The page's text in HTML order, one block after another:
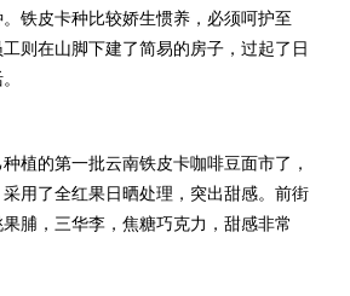
铁皮卡种比较娇生惯养，必须呵护至
则在山脚下建了简易的房子，过起了日
植的第一批云南铁皮卡咖啡豆面市了，
用了全红果日晒处理，突出甜感。前街
脯，三华李，焦糖巧克力，甜感非常